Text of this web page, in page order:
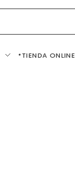
TIENDA ONLINE